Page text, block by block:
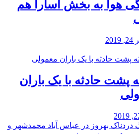
هوا به بخش آسارا هم
پشت حادثه با یک باران